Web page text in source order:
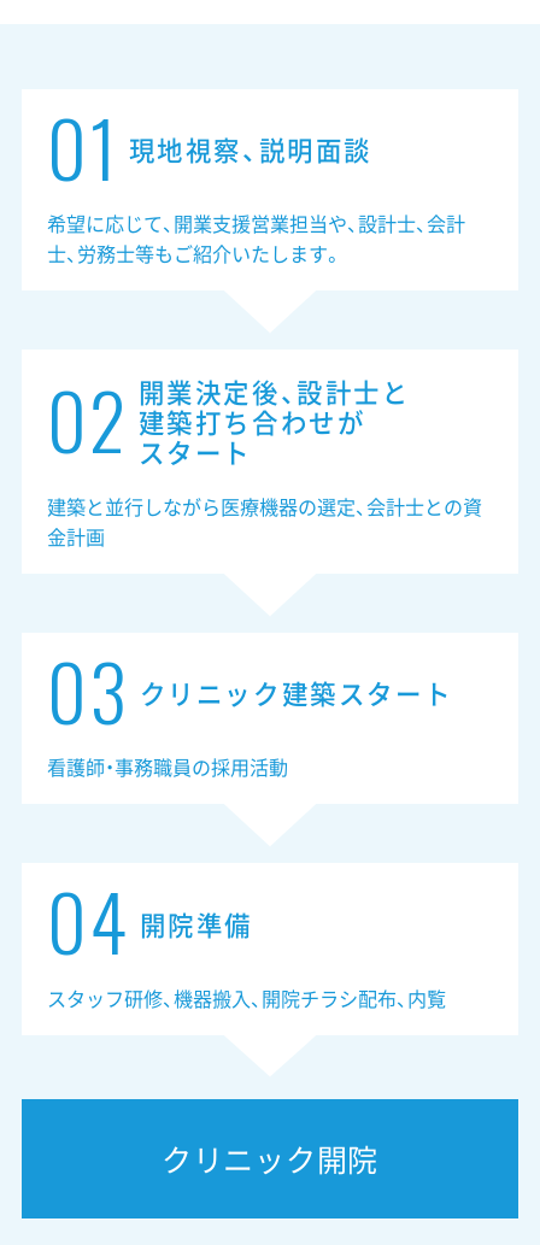
01 現地視察、説明面談
希望に応じて、開業支援営業担当や、設計士、会計
士、労務士等もご紹介いたします。
02 開業決定後、設計士と
建築打ち合わせが
スタート
建築と並行しながら医療機器の選定、会計士との資
金計画
03 クリニック建築スタート
看護師・事務職員の採用活動
04 開院準備
スタッフ研修、機器搬入、開院チラシ配布、内覧
クリニック開院